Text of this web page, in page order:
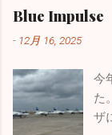
が
本
ト
給
も
り
迎
最
ますが、１週間前
さん気を付けて
の流行であたふた
な正月を迎えられ
すが引き続き体調
形式が変わったの
父
う
も
る
Blue Impulse
- 12月 16, 2025
今
た
ザ